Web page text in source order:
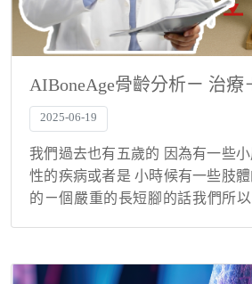
AIBoneAge骨齡分析ㄧ 治療
2025-06-19
我們過去也有五歲的 因為有一些
性的疾病或者是 小時候有一些肢
的ㄧ個嚴重的長短腳的話我們所